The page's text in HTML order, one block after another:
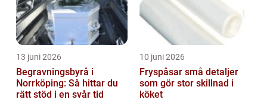
13 juni 2026
Begravningsbyrå i
Norrköping: Så hittar du
rätt stöd i en svår tid
10 juni 2026
Fryspåsar små detaljer
som gör stor skillnad i
köket